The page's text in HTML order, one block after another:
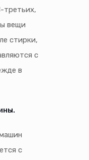
третьих,
вещи
стирки,
с
в
.
с